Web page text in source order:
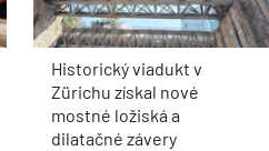
Historický viadukt v
Zürichu získal nové
mostné ložiská a
dilatačné závery